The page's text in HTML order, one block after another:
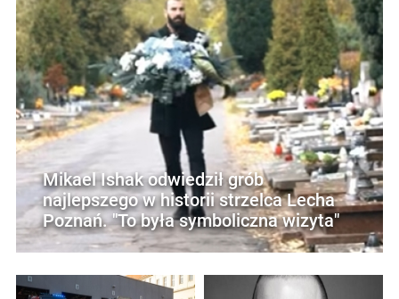
Mikael Ishak odwiedził grób
najlepszego w historii strzelca Lecha
Poznań. "To była symboliczna wizyta"